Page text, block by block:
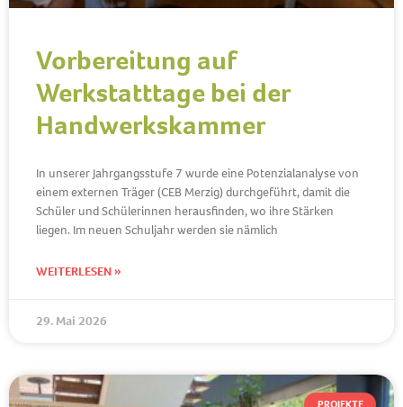
Vorbereitung auf
Werkstatttage bei der
Handwerkskammer
In unserer Jahrgangsstufe 7 wurde eine Potenzialanalyse von
einem externen Träger (CEB Merzig) durchgeführt, damit die
Schüler und Schülerinnen herausfinden, wo ihre Stärken
liegen. Im neuen Schuljahr werden sie nämlich
WEITERLESEN »
29. Mai 2026